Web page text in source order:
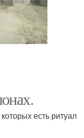
есть ритуал